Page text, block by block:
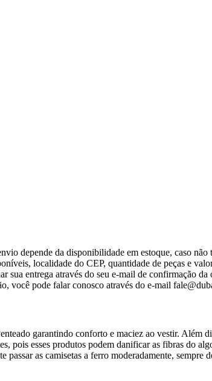
depende da disponibilidade em estoque, caso
localidade do CEP, quantidade de peças e
entrega através do seu e-mail de confirmação
você pode falar conosco através do e-mail
garantindo conforto e maciez ao vestir. Além
pois esses produtos podem danificar as fibras do
as camisetas a ferro moderadamente, sempre